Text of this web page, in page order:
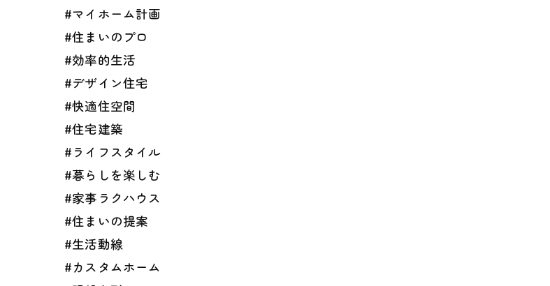
#マイホーム計画
#住まいのプロ
#効率的生活
#デザイン住宅
#快適住空間
#住宅建築
#ライフスタイル
#暮らしを楽しむ
#家事ラクハウス
#住まいの提案
#生活動線
#カスタムホーム